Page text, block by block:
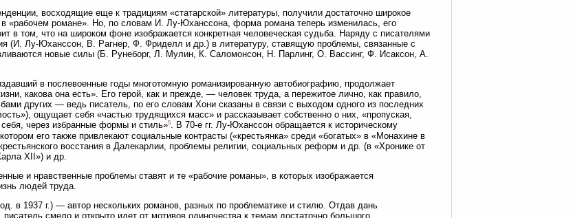
восходящие еще к традициям «статарской» литературы, получили достаточно широкое
в «рабочем романе». Но, по словам И. Лу-Юханссона, форма романа теперь изменилась, его
в том, что на широком фоне изображается конкретная человеческая судьба. Наряду с писателями
(И. Лу-Юханссон, В. Рагнер, Ф. Фриделл и др.) в литературу, ставящую проблемы, связанные с
новые силы (Б. Рунеборг, Л. Мулин, К. Саломонсон, Н. Парлинг, О. Вассинг, Ф. Исаксон, А.
в послевоенные годы многотомную романизированную автобиографию, продолжает
какова она есть». Его герой, как и прежде, — человек труда, а пережитое лично, как правило,
других — ведь писатель, по его словам Хони сказаны в связи с выходом одного из последних
ощущает себя «частью трудящихся масс» и рассказывает собственно о них, «пропуская,
через избранные формы и стиль»5. В 70-е гг. Лу-Юханссон обращается к историческому
его также привлекают социальные контрасты («крестьянка» среди «богатых» в «Монахине в
восстания в Далекарлии, проблемы религии, социальных реформ и др. (в «Хронике от
XII») и др.
и нравственные проблемы ставят и те «рабочие романы», в которых изображается
людей труда.
в 1937 г.) — автор нескольких романов, разных по проблематике и стилю. Отдав дань
писатель смело и открыто идет от мотивов одиночества к темам достаточно большого